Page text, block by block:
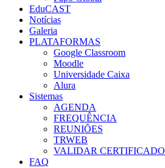
EduCAST
Notícias
Galeria
PLATAFORMAS
Google Classroom
Moodle
Universidade Caixa
Alura
Sistemas
AGENDA
FREQUÊNCIA
REUNIÕES
TRWEB
VALIDAR CERTIFICADO
FAQ